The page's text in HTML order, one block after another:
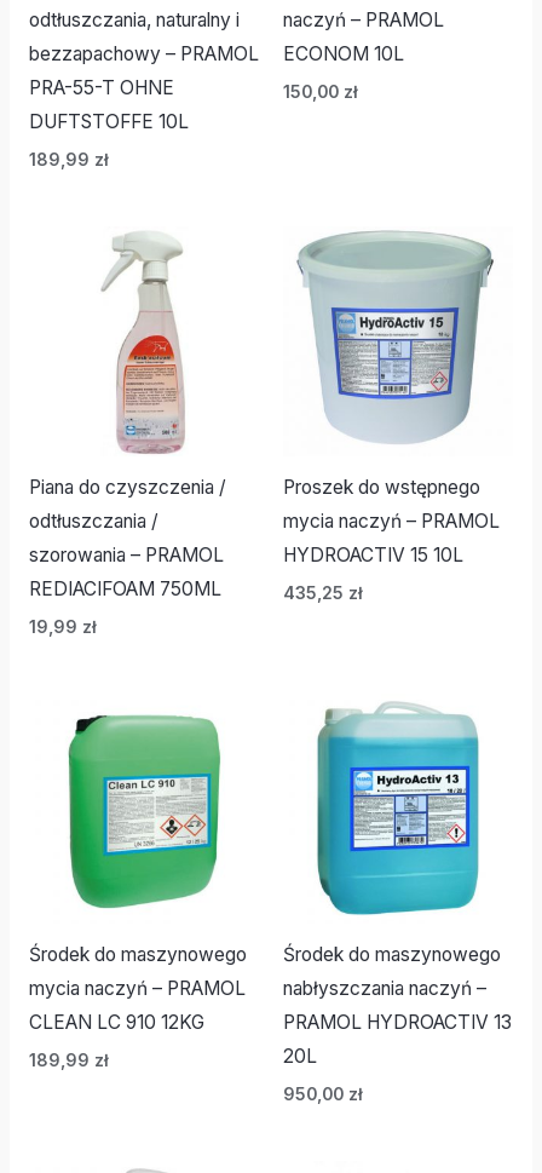
odtłuszczania, naturalny i
bezzapachowy – PRAMOL
PRA-55-T OHNE
DUFTSTOFFE 10L
189,99 zł
naczyń – PRAMOL
ECONOM 10L
150,00 zł
Piana do czyszczenia /
odtłuszczania /
szorowania – PRAMOL
REDIACIFOAM 750ML
19,99 zł
Proszek do wstępnego
mycia naczyń – PRAMOL
HYDROACTIV 15 10L
435,25 zł
Środek do maszynowego
mycia naczyń – PRAMOL
CLEAN LC 910 12KG
189,99 zł
Środek do maszynowego
nabłyszczania naczyń –
PRAMOL HYDROACTIV 13
20L
950,00 zł